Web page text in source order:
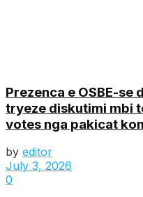
Prezenca e OSBE-se
tryeze diskutimi mbi
votes nga pakicat
by editor
July 3, 2026
0